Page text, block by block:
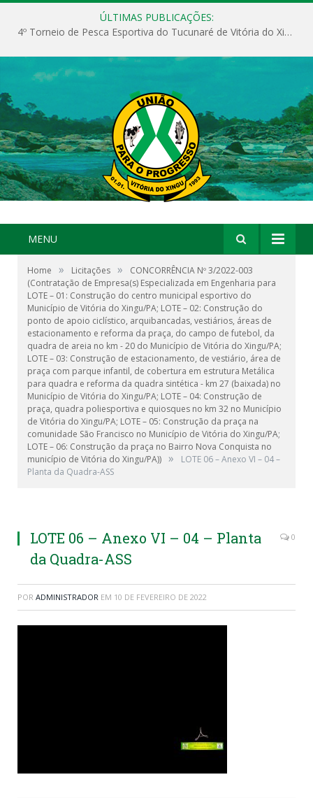
ÚLTIMAS PUBLICAÇÕES:
4º Torneio de Pesca Esportiva do Tucunaré de Vitória do Xingu
MENU
Home » Licitações »
CONCORRÊNCIA Nº 3/2022-003
(Contratação de Empresa(s) Especializada em Engenharia para
LOTE – 01: Construção do centro municipal esportivo do
Município de Vitória do Xingu/PA; LOTE – 02: Construção do
ponto de apoio ciclístico, arquibancadas, vestiários, áreas de
estacionamento e reforma da praça, do campo de futebol, da
quadra de areia no km - 20 do Município de Vitória do Xingu/PA;
LOTE – 03: Construção de estacionamento, de vestiário, área de
praça com parque infantil, de cobertura em estrutura Metálica
para quadra e reforma da quadra sintética - km 27 (baixada) no
Município de Vitória do Xingu/PA; LOTE – 04: Construção de
praça, quadra poliesportiva e quiosques no km 32 no Município
de Vitória do Xingu/PA; LOTE – 05: Construção da praça na
comunidade São Francisco no Município de Vitória do Xingu/PA;
LOTE – 06: Construção da praça no Bairro Nova Conquista no
município de Vitória do Xingu/PA)) »
LOTE 06 – Anexo VI – 04 –
Planta da Quadra-ASS
LOTE 06 – Anexo VI – 04 – Planta
da Quadra-ASS
0
POR ADMINISTRADOR EM 10 DE FEVEREIRO DE 2022